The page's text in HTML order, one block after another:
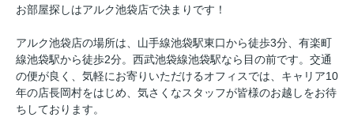
お部屋探しはアルク池袋店で決まりです！
アルク池袋店の場所は、山手線池袋駅東口から徒歩3分、有楽町
線池袋駅から徒歩2分。西武池袋線池袋駅なら目の前です。交通
の便が良く、気軽にお寄りいただけるオフィスでは、キャリア10
年の店長岡村をはじめ、気さくなスタッフが皆様のお越しをお待
ちしております。